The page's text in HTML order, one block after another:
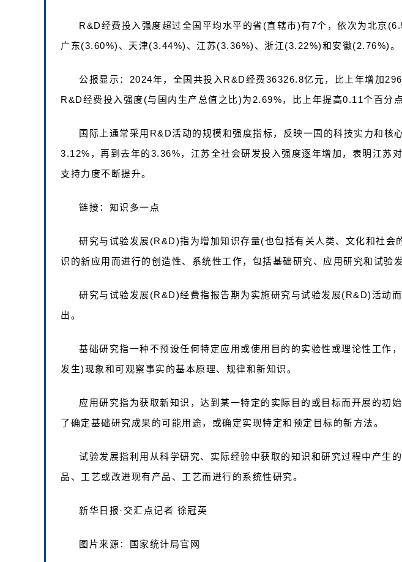
R&D经费投入强度超过全国平均水平的省(直辖市)有7个，依次为北京
广东(3.60%)、天津(3.44%)、江苏(3.36%)、浙江(3.22%)和安徽(2.76%)。
公报显示：2024年，全国共投入R&D经费36326.8亿元，比上年增加
R&D经费投入强度(与国内生产总值之比)为2.69%，比上年提高0.11个百分点
国际上通常采用R&D活动的规模和强度指标，反映一国的科技实力和核
3.12%，再到去年的3.36%，江苏全社会研发投入强度逐年增加，表明江苏
支持力度不断提升‌。
链接：知识多一点
研究与试验发展(R&D)指为增加知识存量(也包括有关人类、文化和社会
识的新应用而进行的创造性、系统性工作，包括基础研究、应用研究和试验
研究与试验发展(R&D)经费指报告期为实施研究与试验发展(R&D)活动
出。
基础研究指一种不预设任何特定应用或使用目的的实验性或理论性工作
发生)现象和可观察事实的基本原理、规律和新知识。
应用研究指为获取新知识，达到某一特定的实际目的或目标而开展的初
了确定基础研究成果的可能用途，或确定实现特定和预定目标的新方法。
试验发展指利用从科学研究、实际经验中获取的知识和研究过程中产生
品、工艺或改进现有产品、工艺而进行的系统性研究。
新华日报·交汇点记者 徐冠英
图片来源：国家统计局官网